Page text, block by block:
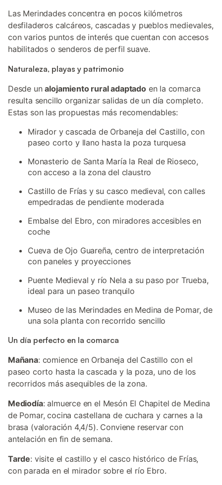
Las Merindades concentra en pocos kilómetros
desfiladeros calcáreos, cascadas y pueblos medievales,
con varios puntos de interés que cuentan con accesos
habilitados o senderos de perfil suave.
Naturaleza, playas y patrimonio
Desde unalojamiento rural adaptadoen la comarca
resulta sencillo organizar salidas de un día completo.
Estas son las propuestas más recomendables:
Mirador y cascada de Orbaneja del Castillo, con
paseo corto y llano hasta la poza turquesa
Monasterio de Santa María la Real de Rioseco,
con acceso a la zona del claustro
Castillo de Frías y su casco medieval, con calles
empedradas de pendiente moderada
Embalse del Ebro, con miradores accesibles en
coche
Cueva de Ojo Guareña, centro de interpretación
con paneles y proyecciones
Puente Medieval y río Nela a su paso por Trueba,
ideal para un paseo tranquilo
Museo de las Merindades en Medina de Pomar, de
una sola planta con recorrido sencillo
Un día perfecto en la comarca
Mañana: comience en Orbaneja del Castillo con el
paseo corto hasta la cascada y la poza, uno de los
recorridos más asequibles de la zona.
Mediodía: almuerce en el Mesón El Chapitel de Medina
de Pomar, cocina castellana de cuchara y carnes a la
brasa (valoración 4,4/5). Conviene reservar con
antelación en fin de semana.
Tarde: visite el castillo y el casco histórico de Frías,
con parada en el mirador sobre el río Ebro.